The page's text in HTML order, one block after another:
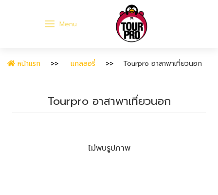
Menu
หน้าแรก แกลลอรี่ Tourpro อาสาพาเที่ยวนอก
Tourpro อาสาพาเที่ยวนอก
ไม่พบรูปภาพ